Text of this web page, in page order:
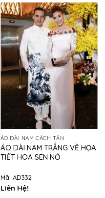
ÁO DÀI NAM CÁCH TÂN
ÁO DÀI NAM TRẮNG VẼ HỌA
TIẾT HOA SEN NỞ
Mã: AD332
Liên Hệ!